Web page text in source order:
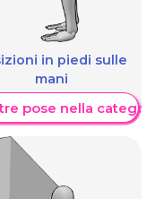
in piedi sulle
mani
pose nella